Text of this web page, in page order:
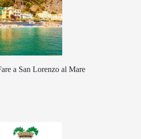
a San Lorenzo al Mare